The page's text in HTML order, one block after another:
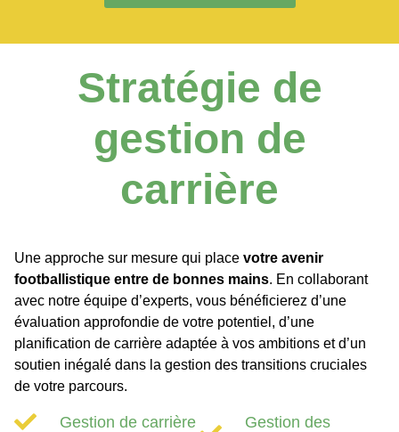
Stratégie de
gestion de
carrière
Une approche sur mesure qui place votre avenir
footballistique entre de bonnes mains. En collaborant
avec notre équipe d’experts, vous bénéficierez d’une
évaluation approfondie de votre potentiel, d’une
planification de carrière adaptée à vos ambitions et d’un
soutien inégalé dans la gestion des transitions cruciales
de votre parcours.
Gestion de carrière
Gestion des